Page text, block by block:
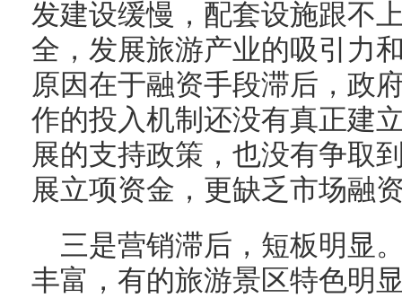
发建设缓慢，配套设施跟不
全，发展旅游产业的吸引力
原因在于融资手段滞后，政
作的投入机制还没有真正建
展的支持政策，也没有争取
展立项资金，更缺乏市场融
三是营销滞后，短板明显
丰富，有的旅游景区特色明